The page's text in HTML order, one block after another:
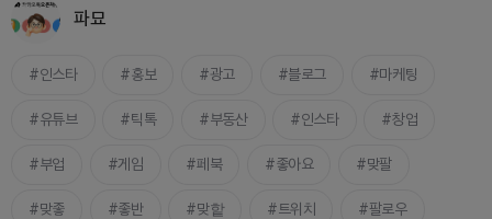
파묘
인스타 홍보 광고 블로그 마케팅
유튜브 틱톡 부동산 인스타 창업
부업 게임 페북 좋아요 맞팔
맞좋 좋반 맞핱 트위치 팔로우